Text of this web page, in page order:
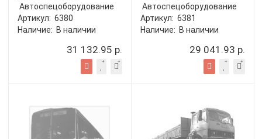
Автоспецоборудование
Артикул: 6380
Наличие: В наличии
31 132.95 р.
Автоспецоборудование
Артикул: 6381
Наличие: В наличии
29 041.93 р.